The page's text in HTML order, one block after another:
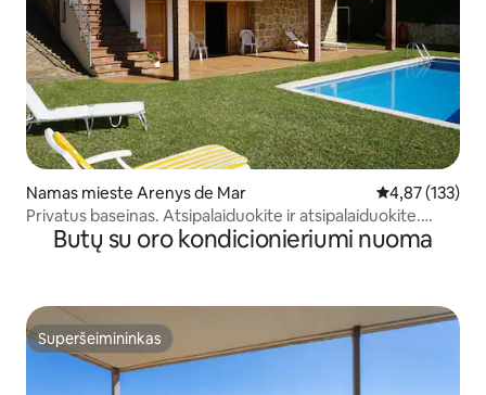
Namas mieste Arenys de Mar Vidutinis
4,87 (133)
Privatus baseinas. Atsipalaiduokite ir atsipalaiduokite.
Barselona
Butų su oro kondicionieriumi nuoma
Superšeimininkas
Superšeimininkas